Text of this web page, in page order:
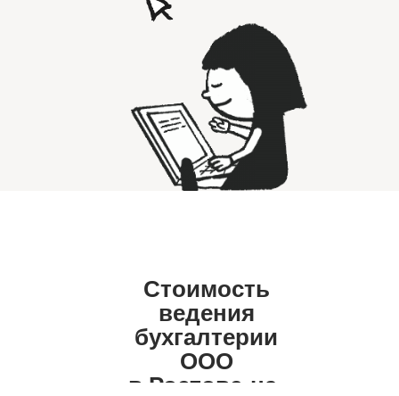
Стоимость
ведения
бухгалтерии
ООО
в Ростове-на-